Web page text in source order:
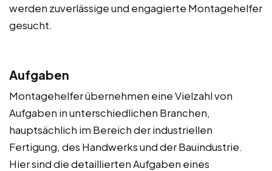
werden zuverlässige und engagierte Montagehelfer
gesucht.
Aufgaben
Montagehelfer übernehmen eine Vielzahl von
Aufgaben in unterschiedlichen Branchen,
hauptsächlich im Bereich der industriellen
Fertigung, des Handwerks und der Bauindustrie.
Hier sind die detaillierten Aufgaben eines